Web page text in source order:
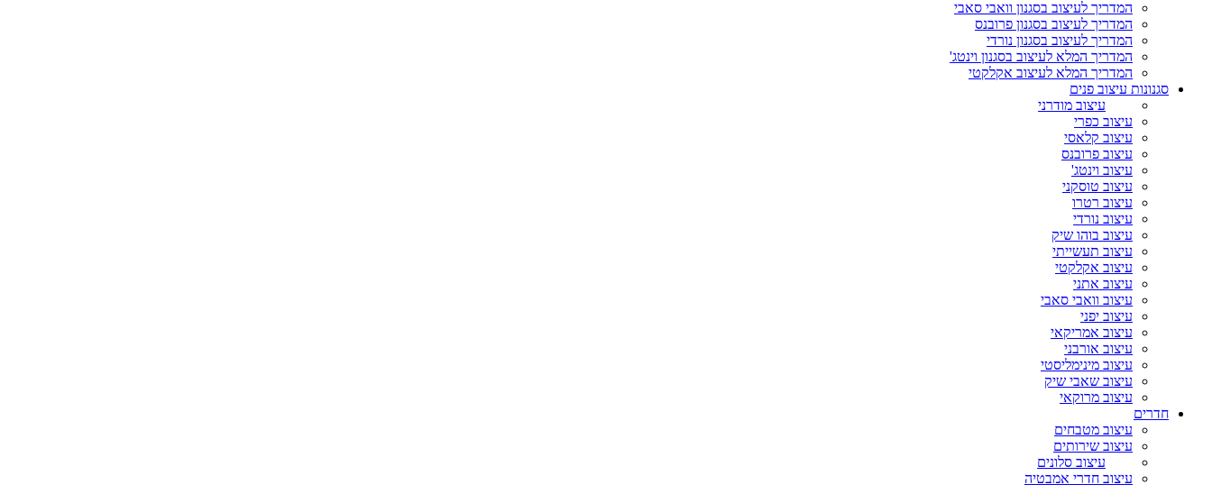
המדריך לעיצוב בסגנון וואבי סאבי
המדריך לעיצוב בסגנון פרובנס
המדריך לעיצוב בסגנון נורדי
המדריך המלא לעיצוב בסגנון וינטג'
המדריך המלא לעיצוב אקלקטי
סגנונות עיצוב פנים
עיצוב מודרני
עיצוב כפרי
עיצוב קלאסי
עיצוב פרובנס
עיצוב וינטג'
עיצוב טוסקני
עיצוב רטרו
עיצוב נורדי
עיצוב בוהו שיק
עיצוב תעשייתי
עיצוב אקלקטי
עיצוב אתני
עיצוב וואבי סאבי
עיצוב יפני
עיצוב אמריקאי
עיצוב אורבני
עיצוב מינימליסטי
עיצוב שאבי שיק
עיצוב מרוקאי
חדרים
עיצוב מטבחים
עיצוב שירותים
עיצוב סלונים
עיצוב חדרי אמבטיה